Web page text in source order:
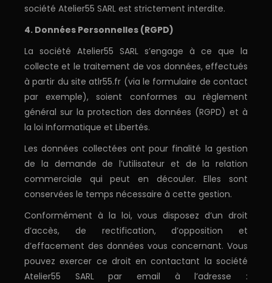
société Atelier55 SARL est strictement interdite.
4. Données Personnelles (RGPD)
La société Atelier55 SARL s’engage à ce que la
collecte et le traitement de vos données, effectués
à partir du site atlr55.fr (via le formulaire de contact
par exemple), soient conformes au règlement
général sur la protection des données (RGPD) et à
la loi Informatique et Libertés.
Les données collectées ont pour finalité la gestion
de la demande de l’utilisateur et de la relation
commerciale qui peut en découler. Elles sont
conservées le temps nécessaire à cette gestion.
Conformément à la loi, vous disposez d’un droit
d’accès, de rectification, d’opposition et
d’effacement des données vous concernant. Vous
pouvez exercer ce droit en contactant la société
Atelier55 SARL par email à l’adresse :